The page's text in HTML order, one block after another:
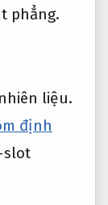
phẳng.
liệu.
định
slot